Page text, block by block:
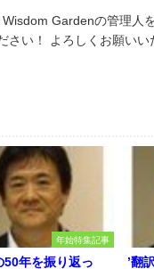
Gardenの管理人
さい！ よろしくお願いい
年始特集記事
50年を振り返っ
’翻